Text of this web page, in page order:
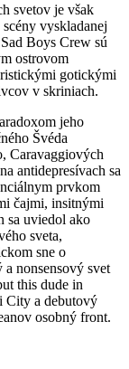
svetov je však
vyskladanej
Boys Crew sú
ostrovom
gotickými
v skriniach.
jeho
Švéda
Caravaggiových
antidepresívach sa
prvkom
čajmi, insitnými
sa uviedol ako
sveta,
sne o
nonsensový svet
this dude in
City a debutový
osobný front.